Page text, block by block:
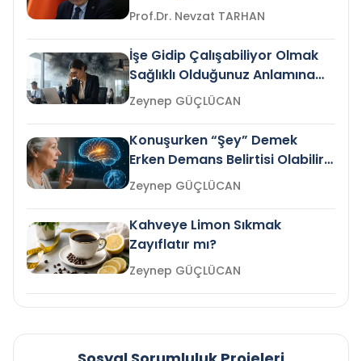
Prof.Dr. Nevzat TARHAN
İşe Gidip Çalışabiliyor Olmak
Sağlıklı Olduğunuz Anlamına
Gelir mi?Zeynep GÜÇLÜCAN
Konuşurken “Şey” Demek
Erken Demans Belirtisi Olabilir
mi?
Zeynep GÜÇLÜCAN
Kahveye Limon Sıkmak
Zayıflatır mı?
Zeynep GÜÇLÜCAN